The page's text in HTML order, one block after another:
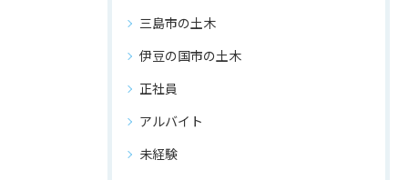
三島市の土木
伊豆の国市の土木
正社員
アルバイト
未経験